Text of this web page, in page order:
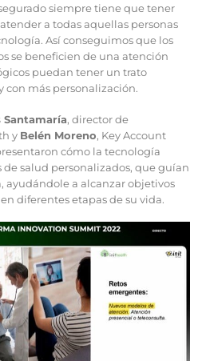
siempre tiene que tener
a todas aquellas personas
Así conseguimos que los
se beneficien de una atención
puedan tener un trato
con más personalización.
Santamaría, director de
y Belén Moreno, Key Account
cómo la tecnología
salud personalizados, que guían
ayudándole a alcanzar objetivos
diferentes etapas de su vida.